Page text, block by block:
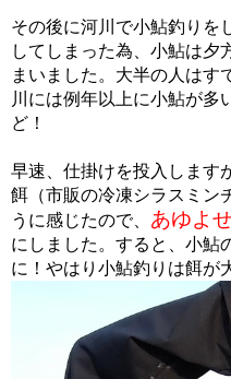
その後に河川で小鮎釣りを
してしまった為、小鮎は夕
まいました。大半の人はす
川には例年以上に小鮎が多
ど！
早速、仕掛けを投入します
餌（市販の冷凍シラスミン
うに感じたので、 あゆよ
にしました。すると、小鮎
に！やはり小鮎釣りは餌が